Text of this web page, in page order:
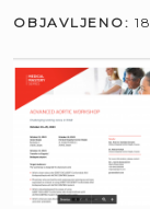
OBJAVLJENO: